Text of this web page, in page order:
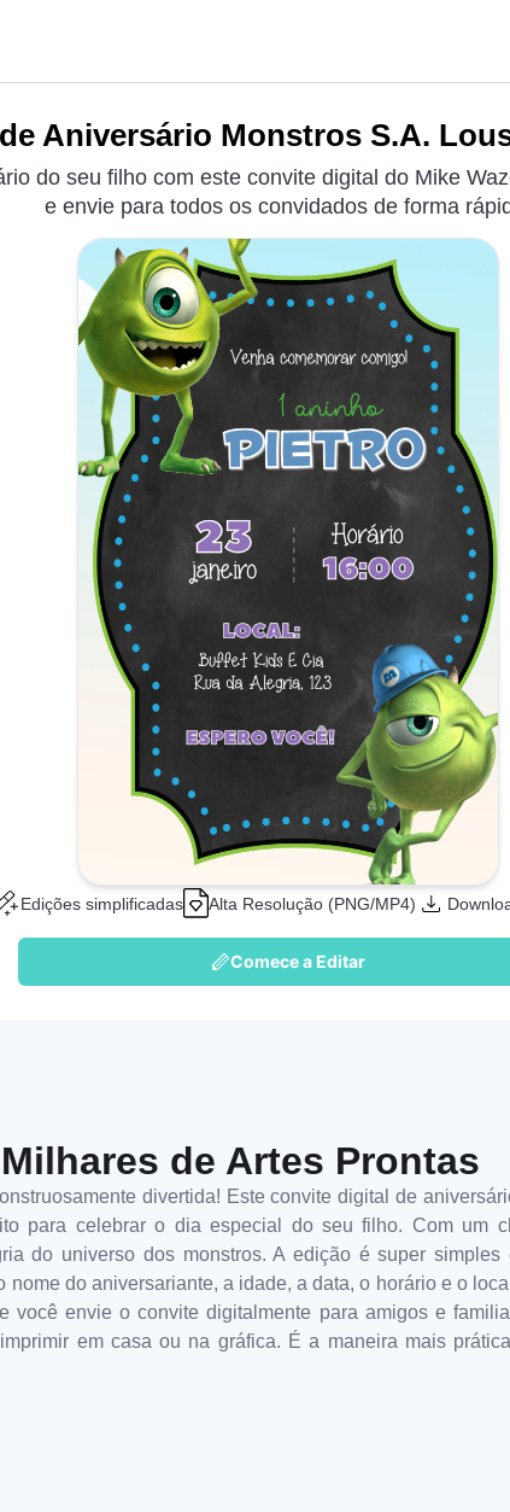
Aniversário Monstros S.A.
do seu filho com este convite digital do Mike
e envie para todos os convidados de forma
Edições simplificadas Alta Resolução (PNG/MP4)
Comece a Editar
de Artes Prontas
divertida! Este convite digital de
para celebrar o dia especial do seu filho. Com um
do universo dos monstros. A edição é super
nome do aniversariante, a idade, a data, o horário e o
você envie o convite digitalmente para amigos e
em casa ou na gráfica. É a maneira mais